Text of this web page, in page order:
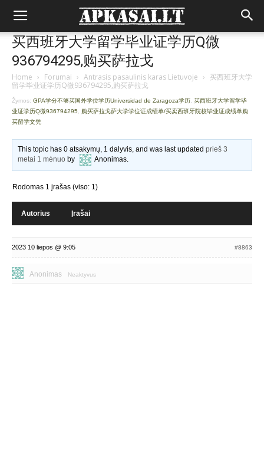
买西班牙大学留学毕业证学历Q微
936794295,购买萨拉戈
Home › Forumai › Antrasis pasaulinis karas Lietuvoje › 买西班牙大学
留学毕业证学历Q微936794295,购买萨拉戈
Žymos: GPA学分不够买国外学位学历Universidad de Zaragoza学历 买西班牙大学留学毕
业证学历Q微936794295
购买萨拉戈萨大学学位证成绩单/买卖西班牙院校毕业证成绩单购
买留学文凭
This topic has 0 atsakymų, 1 dalyvis, and was last updatedprieš 3
metai 1 mėnuo by Anonimas.
Rodomas 1 įrašas (viso: 1)
Autorius Įrašai
2023 10 liepos @ 9:05 #8863
Anonimas Neaktyvus